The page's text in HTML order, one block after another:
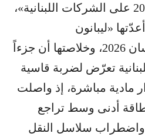
لبنان وإسرائيل عام 2026 على الشركات اللبنانية»،
«ليبانون
أوبورتشيونتيز» في نيسان 2026، وخلاصتها أن جزءاً
تعرّض لضربة قاسية
مادية مباشرة، إذ واصلت
أدنى وسط تراجع
واضطراب سلاسل النقل